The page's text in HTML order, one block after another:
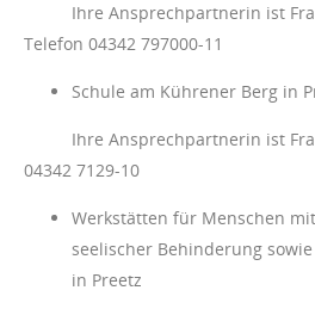
Ihre Ansprechpartnerin ist Frau
Telefon 04342 797000-11
Schule am Kührener Berg in
Ihre Ansprechpartnerin ist Frau
04342 7129-10
Werkstätten für Menschen
seelischer Behinderung
in Preetz